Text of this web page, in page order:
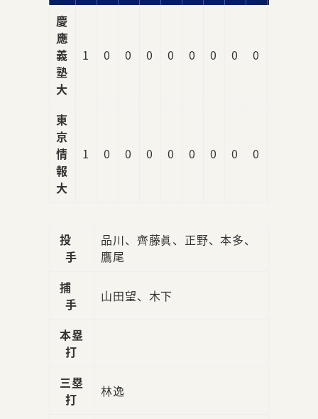
慶
應
義
塾
大
1 0 0 0 0 0 0 0 0
東
京
情
報
大
1 0 0 0 0 0 0 0 0
投
手
品川、齊藤眞、正野、本多、
鷹尾
捕
手
山田望、木下
本塁
打
三塁
打
林逸